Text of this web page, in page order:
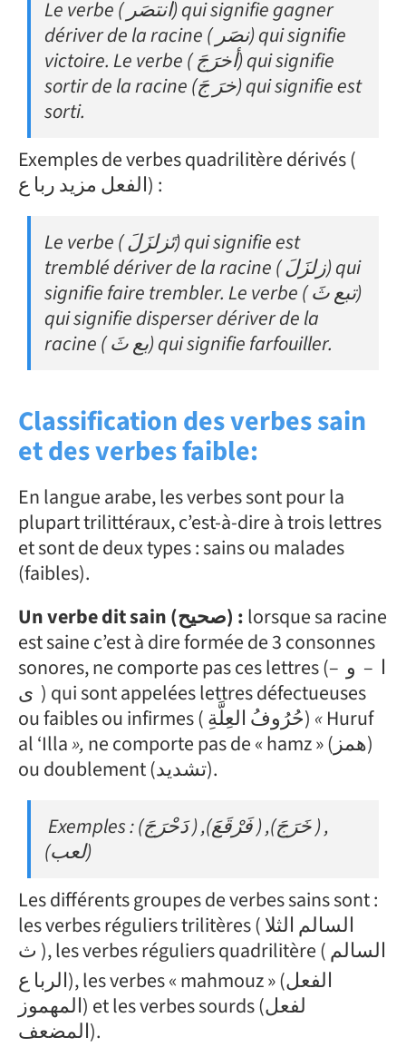
Le verbe ( انتصَر) qui signifie gagner
dériver de la racine ( نصَر) qui signifie
victoire. Le verbe ( أخرَجَ) qui signifie
sortir de la racine (خرَ جَ) qui signifie est
sorti.
Exemples de verbes quadrilitère dérivés (
الفعل مزيد ربا ع) :
Le verbe ( تَزلزَلَ) qui signifie est
tremblé dériver de la racine ( زلزَلَ) qui
signifie faire trembler. Le verbe ( تبع ثَ)
qui signifie disperser dériver de la
racine ( بع ثَ) qui signifie farfouiller.
Classification des verbes sain
et des verbes faible:
En langue arabe, les verbes sont pour la
plupart trilittéraux, c’est-à-dire à trois lettres
et sont de deux types : sains ou malades
(faibles).
Un verbe dit sain (صحيح) :lorsque sa racine
est saine c’est à dire formée de 3 consonnes
sonores, ne comporte pas ces lettres (ا – و –
ى) qui sont appelées lettres défectueuses
ou faibles ou infirmes ( حُرُوفُ العِلَّةِ) «Huruf
al ‘Illa»,ne comporte pas de « hamz » (همز)
ou doublement (تشديد).
Exemples : (دَحْرَجَ ) ,(فَرْقَعَ ) ,(خَرَجَ ) ,
(لعب)
Les différents groupes de verbes sains sont :
les verbes réguliers trilitères ( السالم الثلا
ث), les verbes réguliers quadrilitère ( السالم
الربا ع), les verbes « mahmouz » (الفعل
المهموز) et les verbes sourds (لفعل
المضعف).